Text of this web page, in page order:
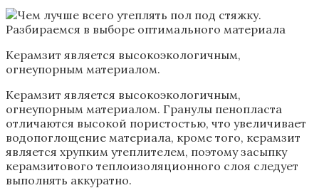
Керамзит является высокоэкологичным,
огнеупорным материалом.
Керамзит является высокоэкологичным,
огнеупорным материалом. Гранулы пенопласта
отличаются высокой пористостью, что увеличивает
водопоглощение материала, кроме того, керамзит
является хрупким утеплителем, поэтому засыпку
керамзитового теплоизоляционного слоя следует
выполнять аккуратно.